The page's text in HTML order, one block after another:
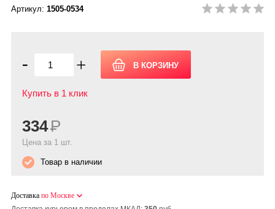
Артикул: 1505-0534
- +
Купить в 1 клик
334Р
Цена за 1 шт.
Товар в наличии
Доставка по Москве